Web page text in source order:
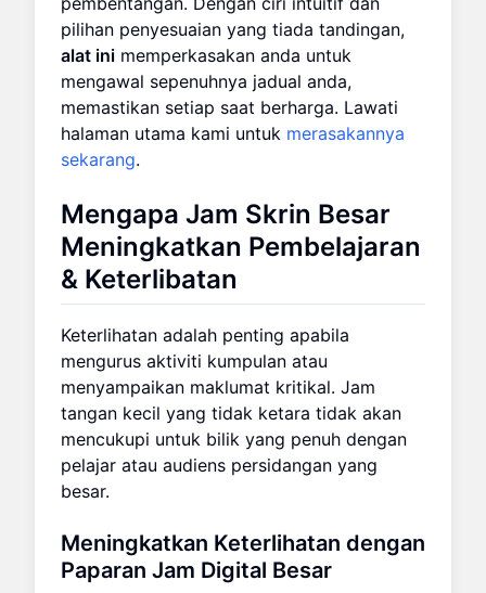
pilihan penyesuaian yang tiada tandingan,
alat ini memperkasakan anda untuk
mengawal sepenuhnya jadual anda,
memastikan setiap saat berharga. Lawati
halaman utama kami untuk merasakannya
sekarang.
Mengapa Jam Skrin Besar
Meningkatkan Pembelajaran
& Keterlibatan
Keterlihatan adalah penting apabila
mengurus aktiviti kumpulan atau
menyampaikan maklumat kritikal. Jam
tangan kecil yang tidak ketara tidak akan
mencukupi untuk bilik yang penuh dengan
pelajar atau audiens persidangan yang
besar.
Meningkatkan Keterlihatan dengan
Paparan Jam Digital Besar